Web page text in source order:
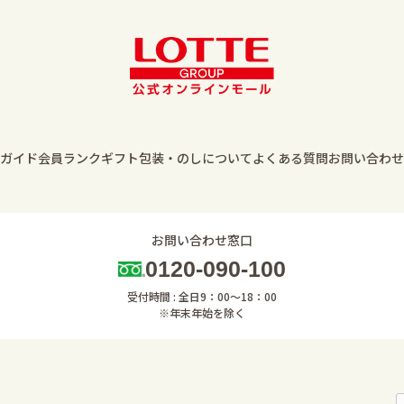
イド会員ランクギフト包装・のしについてよくある質問お問い合わせ
お問い合わせ窓口
0120-090-100
受付時間 : 全日9：00～18：00
※年末年始を除く